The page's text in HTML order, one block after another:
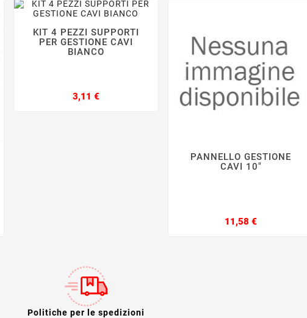
   
KIT 4 PEZZI SUPPORTI
PER GESTIONE CAVI
BIANCO
3,11 €Prezzo
 
PANNELLO GESTIONE
CAVI 10"
11,58 €
Politiche per le spedizioni